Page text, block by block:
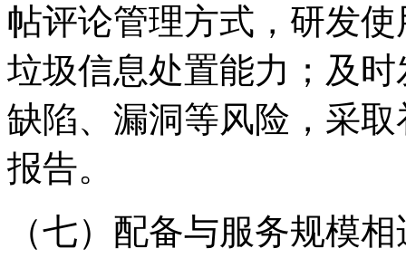
帖评论管理方式，研发
垃圾信息处置能力；及
缺陷、漏洞等风险，采
报告。
（七）配备与服务规模